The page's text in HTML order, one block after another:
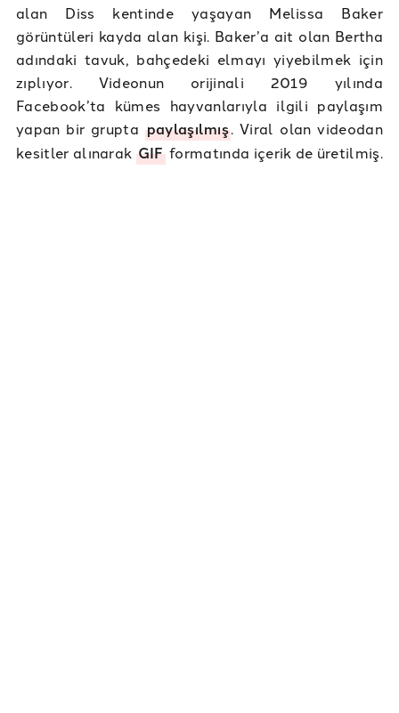
alan Diss kentinde yaşayan Melissa Baker
görüntüleri kayda alan kişi. Baker’a ait olan Bertha
adındaki tavuk, bahçedeki elmayı yiyebilmek için
zıplıyor. Videonun orijinali 2019 yılında
Facebook’ta kümes hayvanlarıyla ilgili paylaşım
yapan bir grupta paylaşılmış. Viral olan videodan
kesitler alınarak GIFformatında içerik de üretilmiş.